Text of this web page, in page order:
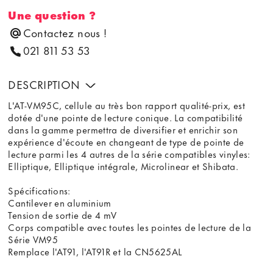
Une question ?
Contactez nous !
021 811 53 53
DESCRIPTION
L'AT-VM95C, cellule au très bon rapport qualité-prix, est
dotée d'une pointe de lecture conique. La compatibilité
dans la gamme permettra de diversifier et enrichir son
expérience d'écoute en changeant de type de pointe de
lecture parmi les 4 autres de la série compatibles vinyles:
Elliptique, Elliptique intégrale, Microlinear et Shibata.
Spécifications:
Cantilever en aluminium
Tension de sortie de 4 mV
Corps compatible avec toutes les pointes de lecture de la
Série VM95
Remplace l'AT91, l'AT91R et la CN5625AL